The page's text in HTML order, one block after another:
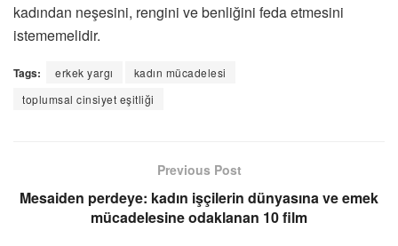
kadından neşesini, rengini ve benliğini feda etmesini
istememelidir.
Tags: erkek yargı
kadın mücadelesi
toplumsal cinsiyet eşitliği
Previous Post
Mesaiden perdeye: kadın işçilerin dünyasına ve emek
mücadelesine odaklanan 10 film